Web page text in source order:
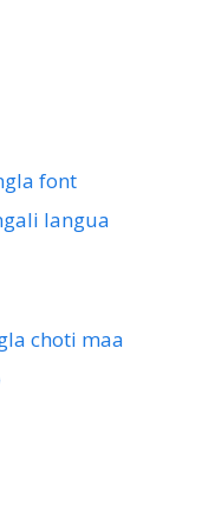
font
langua
choti maa